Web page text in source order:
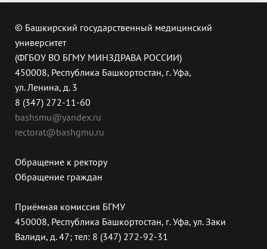
© Башкирский государственный медицинский
университет
(ФГБОУ ВО БГМУ МИНЗДРАВА РОССИИ)
450008, Республика Башкортостан, г. Уфа,
ул. Ленина, д. 3
8 (347) 272-11-60
bashsmu@yandex.ru
rectorat@bashgmu.ru
Обращение к ректору
Обращение граждан
Приёмная комиссия БГМУ
450008, Республика Башкортостан, г. Уфа, ул. Заки
Валиди, д. 47; тел: 8 (347) 272-92-31